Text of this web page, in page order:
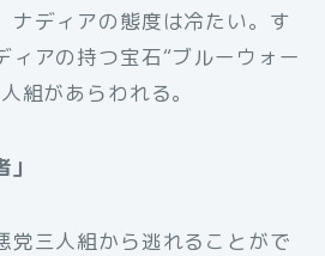
ナディアの態度は冷たい。す
ィアの持つ宝石“ブルーウォー
組があらわれる。
党三人組から逃れることがで